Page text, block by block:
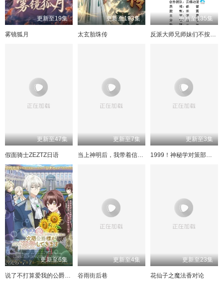
225 226 227 230
232 233 235
244 247
252 253 254 255
256 257 258 259
260
264 导演剪辑版
185 186 187 188
189 190 192
201 204
209 210 211 212
213 214 215 216
217
221
225 228
229 232
233
237 238 239 240集上
145 146 147 148
149 150 152
161 164
169 170 171 172
173 174 175 176
177
181
185 188
189 192
193
197 198 199 200
105 106 107 108
109 110 112
121 124
129 130 131 132
133 134 135 136
137
141
145 148
149 152
153
157 158 159 160
更新至19集
雾镜狐月
更新至193集
太玄胎珠传
更新至135集
反派大师兄师妹们不按套路出牌
更新至47集
假面骑士ZEZTZ日语
更新至7集
当上神明后，我带着信徒干翻了废土
更新至3集
1999！神秘学对策部中配版
更新至6集
说了不打算爱我的公爵继承人不知为何对我宠爱有加
更新至4集
谷雨街后巷
更新至23集
花仙子之魔法香对论